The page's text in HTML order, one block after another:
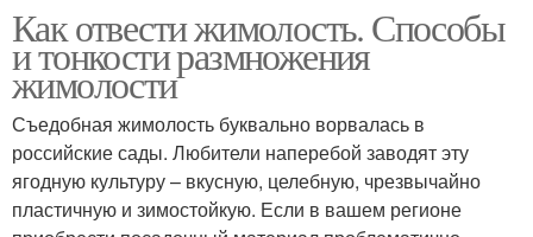
Как отвести жимолость. Способы
и тонкости размножения
жимолости
Съедобная жимолость буквально ворвалась в
российские сады. Любители наперебой заводят эту
ягодную культуру – вкусную, целебную, чрезвычайно
пластичную и зимостойкую. Если в вашем регионе